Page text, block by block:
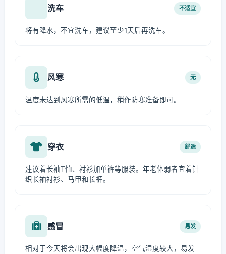
洗车 不适宜
将有降水，不宜洗车，建议至少1天后再洗车。
风寒 无
温度未达到风寒所需的低温，稍作防寒准备即可。
穿衣 舒适
建议着长袖T恤、衬衫加单裤等服装。年老体弱者宜着针
织长袖衬衫、马甲和长裤。
感冒 易发
相对于今天将会出现大幅度降温，空气湿度较大，易发